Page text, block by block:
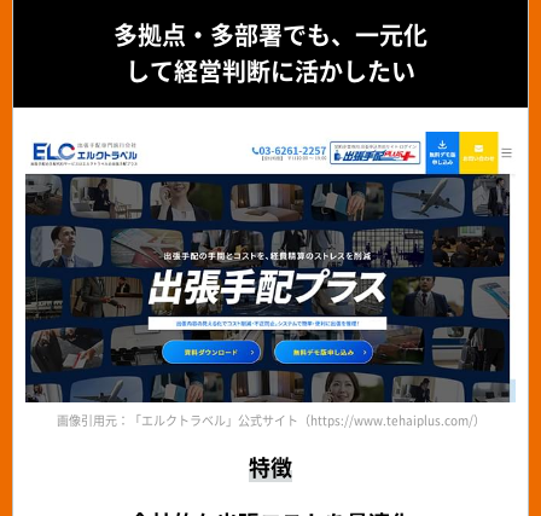
多拠点・多部署でも、一元化
して経営判断に活かしたい
画像引用元：「エルクトラベル」公式サイト（https://www.tehaiplus.com/）
特徴